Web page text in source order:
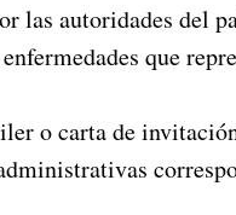
las autoridades del
que
o carta de